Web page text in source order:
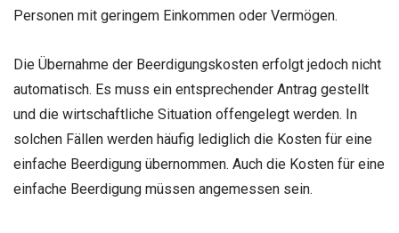
Personen mit geringem Einkommen oder Vermögen.
Die Übernahme der Beerdigungskosten erfolgt jedoch nicht
automatisch. Es muss ein entsprechender Antrag gestellt
und die wirtschaftliche Situation offengelegt werden. In
solchen Fällen werden häufig lediglich die Kosten für eine
einfache Beerdigung übernommen. Auch die Kosten für eine
einfache Beerdigung müssen angemessen sein.